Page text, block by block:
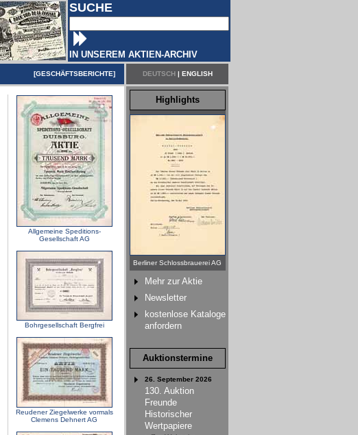
SUCHE
IN UNSEREM AKTIEN-ARCHIV
[GESCHÄFTSBERICHTE] DEUTSCH| ENGLISH
Allgemeine Speditions-
Gesellschaft AG
Bohrgesellschaft Bergfrei
Reudener Ziegelwerke vormals
Clemens Dehnert AG
Highlights
Berliner Schlossbrauerei AG
Mehr zur Aktie
Newsletter
kostenlose Kataloge
anfordern
Auktionstermine
26. September 2026
130. Auktion
Freunde
Historischer
Wertpapiere